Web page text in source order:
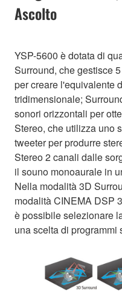
Ascolto
YSP-5600 è dotata di
Surround, che gestisce
per creare l'equivalente
tridimensionale;
sonori orizzontali per
Stereo, che utilizza uno
tweeter per produrre
Stereo 2 canali dalle
il souno monoaurale in
Nella modalità 3D
modalità CINEMA DSP
è possibile selezionare
una scelta di programmi